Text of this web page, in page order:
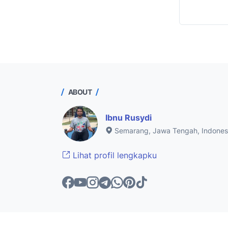
ABOUT
Ibnu Rusydi
Semarang, Jawa Tengah,
Lihat profil lengkapku